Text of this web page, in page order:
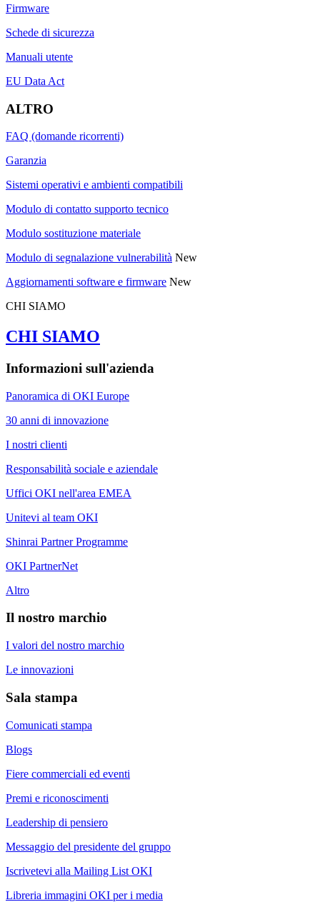
Firmware
Schede di sicurezza
Manuali utente
EU Data Act
ALTRO
FAQ (domande ricorrenti)
Garanzia
Sistemi operativi e ambienti compatibili
Modulo di contatto supporto tecnico
Modulo sostituzione materiale
Modulo di segnalazione vulnerabilità New
Aggiornamenti software e firmware New
CHI SIAMO
CHI SIAMO
Informazioni sull'azienda
Panoramica di OKI Europe
30 anni di innovazione
I nostri clienti
Responsabilità sociale e aziendale
Uffici OKI nell'area EMEA
Unitevi al team OKI
Shinrai Partner Programme
OKI PartnerNet
Altro
Il nostro marchio
I valori del nostro marchio
Le innovazioni
Sala stampa
Comunicati stampa
Blogs
Fiere commerciali ed eventi
Premi e riconoscimenti
Leadership di pensiero
Messaggio del presidente del gruppo
Iscrivetevi alla Mailing List OKI
Libreria immagini OKI per i media